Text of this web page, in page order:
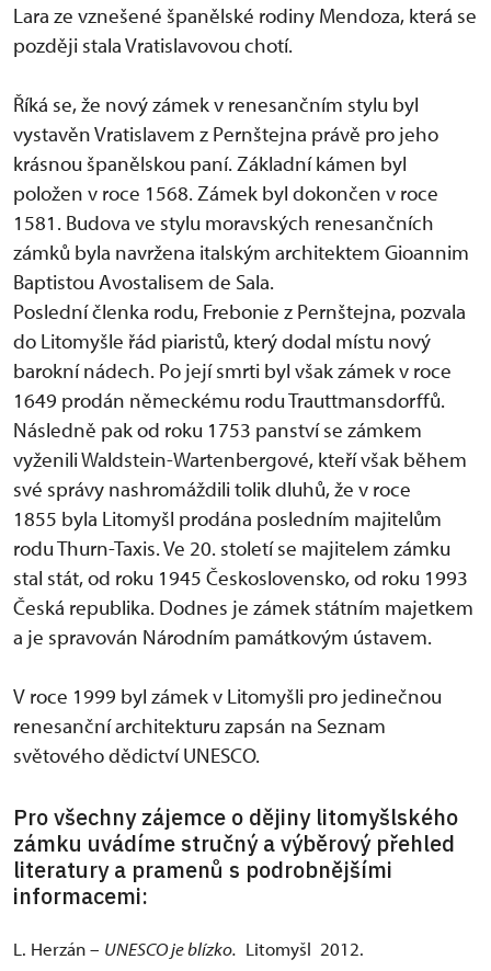
Lara ze vznešené španělské rodiny Mendoza, která se
později stala Vratislavovou chotí.
Říká se, že nový zámek v renesančním stylu byl
vystavěn Vratislavem z Pernštejna právě pro jeho
krásnou španělskou paní. Základní kámen byl
položen v roce 1568. Zámek byl dokončen v roce
1581. Budova ve stylu moravských renesančních
zámků byla navržena italským architektem Gioannim
Baptistou Avostalisem de Sala.
Poslední členka rodu, Frebonie z Pernštejna, pozvala
do Litomyšle řád piaristů, který dodal místu nový
barokní nádech. Po její smrti byl však zámek v roce
1649 prodán německému rodu Trauttmansdorffů.
Následně pak od roku 1753 panství se zámkem
vyženili Waldstein-Wartenbergové, kteří však během
své správy nashromáždili tolik dluhů, že v roce
1855 byla Litomyšl prodána posledním majitelům
rodu Thurn-Taxis. Ve 20. století se majitelem zámku
stal stát, od roku 1945 Československo, od roku 1993
Česká republika. Dodnes je zámek státním majetkem
a je spravován Národním památkovým ústavem.
V roce 1999 byl zámek v Litomyšli pro jedinečnou
renesanční architekturu zapsán na Seznam
světového dědictví UNESCO.
Pro všechny zájemce o dějiny litomyšlského
zámku uvádíme stručný a výběrový přehled
literatury a pramenů s podrobnějšími
informacemi:
L. Herzán – UNESCO je blízko. Litomyšl 2012.